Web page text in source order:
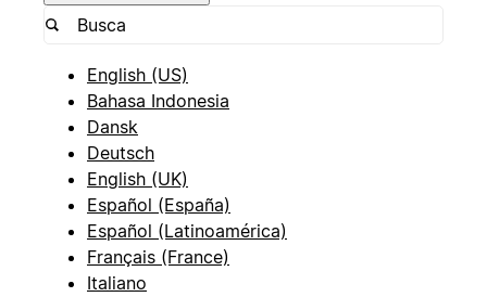
English (US)
Bahasa Indonesia
Dansk
Deutsch
English (UK)
Español (España)
Español (Latinoamérica)
Français (France)
Italiano